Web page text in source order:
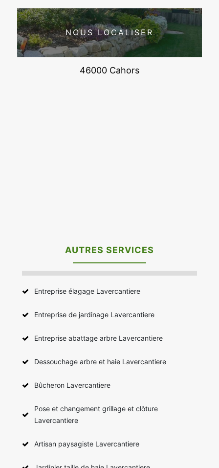
NOUS LOCALISER
46000 Cahors
AUTRES SERVICES
Entreprise élagage Lavercantiere
Entreprise de jardinage Lavercantiere
Entreprise abattage arbre Lavercantiere
Dessouchage arbre et haie Lavercantiere
Bûcheron Lavercantiere
Pose et changement grillage et clôture
Lavercantiere
Artisan paysagiste Lavercantiere